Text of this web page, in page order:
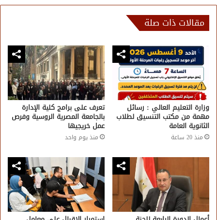
مقالات ذات صلة
وزارة التعليم العالي : رسائل
مهمة من مكتب التنسيق لطلاب
الثانوية العامة
منذ 20 ساعة
تعرف على برامج كلية الإدارة
بالجامعة المصرية الروسية وفرص
عمل خريجيها
منذ يوم واحد